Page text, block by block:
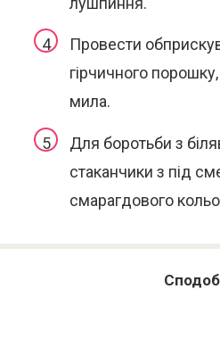
Провести
гірчичного
мила.
Для боротьби з
стаканчики з під
смарагдового